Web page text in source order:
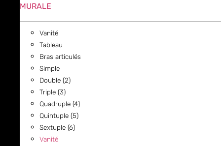
MURALE
Vanité
Tableau
Bras articulés
Simple
Double (2)
Triple (3)
Quadruple (4)
Quintuple (5)
Sextuple (6)
Vanité